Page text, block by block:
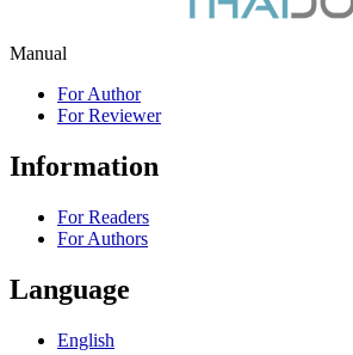
Manual
For Author
For Reviewer
Information
For Readers
For Authors
Language
English